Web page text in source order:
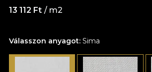
Válasszon anyagot: Sima
13 112 Ft / m2